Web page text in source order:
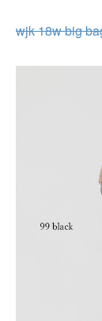
wjk 18w big